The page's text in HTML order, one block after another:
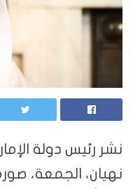
نشر رئيس دولة
نهيان، الجمعة،